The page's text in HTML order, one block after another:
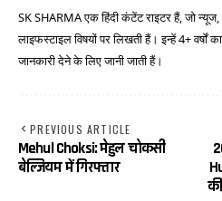
SK SHARMA एक हिंदी कंटेंट राइटर हैं, जो
लाइफस्टाइल विषयों पर लिखती हैं। इन्हें 4+
जानकारी देने के लिए जानी जाती हैं।
PREVIOUS ARTICLE
Mehul Choksi: मेहुल चोकसी
बेल्जियम में गिरफ्तार